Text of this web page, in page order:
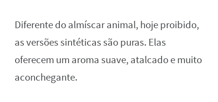
Diferente do almíscar animal, hoje proibido,
as versões sintéticas são puras. Elas
oferecem um aroma suave, atalcado e muito
aconchegante.